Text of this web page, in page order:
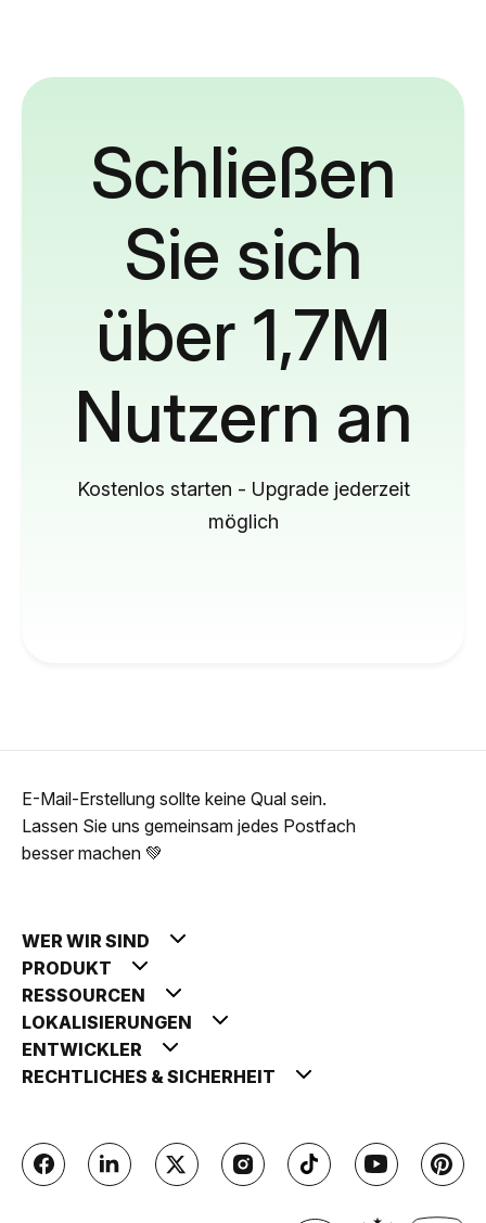
Schließen
Sie sich
über 1,7M
Nutzern an
Kostenlos starten - Upgrade jederzeit
möglich
E-Mail-Erstellung sollte keine Qual sein.
Lassen Sie uns gemeinsam jedes Postfach
besser machen 💚
WER WIR SIND
PRODUKT
RESSOURCEN
LOKALISIERUNGEN
ENTWICKLER
RECHTLICHES & SICHERHEIT